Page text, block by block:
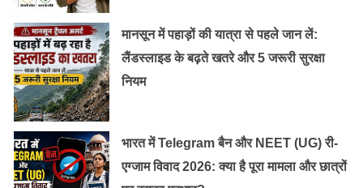
मालति ने अमेरिका के मशहूर “लाइफ कोच” टॉनी रोब्बिन्स के
सेमिनार में शामिल होने का फैसला लिया। इस सेमीनार से मालति ने
अपने दुःख-दर्द को भुलाने की शुरुआत की। मालति अब धीरे-धीरे
व्यक्तिगत विकास के अलग-अलग पहलुओं को समझने लगी थी। वो
व्यक्तिगत विकास और लोगों की मानसिक-मनोवैज्ञानिक परेशानियों
को सुलझाने के तौर-तरीकों में दिलचस्पी लेने लगीं। उसने इन विषयों
पर अपना शोध शुरू किया । सम्बंधित विषयों पर कोर्स भी किये और
मानसून में पहाड़ों की यात्रा से पहले जान लें:
लैंडस्लाइड के बढ़ते खतरे और 5 जरूरी सुरक्षा
नियम
भारत में Telegram बैन और NEET (UG) री-
एग्जाम विवाद 2026: क्या है पूरा मामला और छात्रों